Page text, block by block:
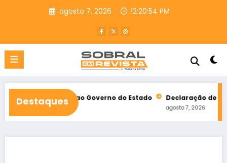
agosto 7, 2026 12:20:55 PM
Destaques
ao Governo do Estado Declaração de vereador expõe